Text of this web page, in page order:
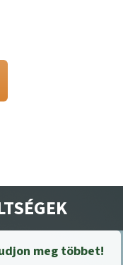
meg többet!